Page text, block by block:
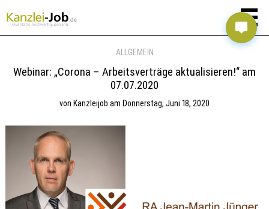
ALLGEMEIN
Webinar: „Corona – Arbeitsverträge aktualisieren!“ am
07.07.2020
von Kanzleijob am Donnerstag, Juni 18, 2020